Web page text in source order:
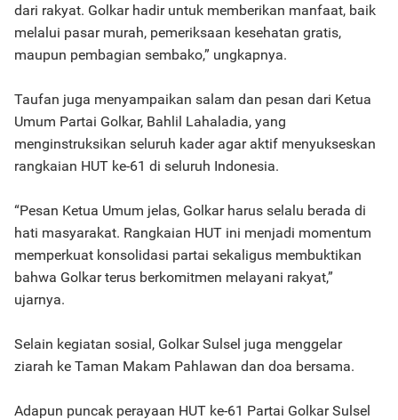
dari rakyat. Golkar hadir untuk memberikan manfaat, baik
melalui pasar murah, pemeriksaan kesehatan gratis,
maupun pembagian sembako,” ungkapnya.
Taufan juga menyampaikan salam dan pesan dari Ketua
Umum Partai Golkar, Bahlil Lahaladia, yang
menginstruksikan seluruh kader agar aktif menyukseskan
rangkaian HUT ke-61 di seluruh Indonesia.
“Pesan Ketua Umum jelas, Golkar harus selalu berada di
hati masyarakat. Rangkaian HUT ini menjadi momentum
memperkuat konsolidasi partai sekaligus membuktikan
bahwa Golkar terus berkomitmen melayani rakyat,”
ujarnya.
Selain kegiatan sosial, Golkar Sulsel juga menggelar
ziarah ke Taman Makam Pahlawan dan doa bersama.
Adapun puncak perayaan HUT ke-61 Partai Golkar Sulsel